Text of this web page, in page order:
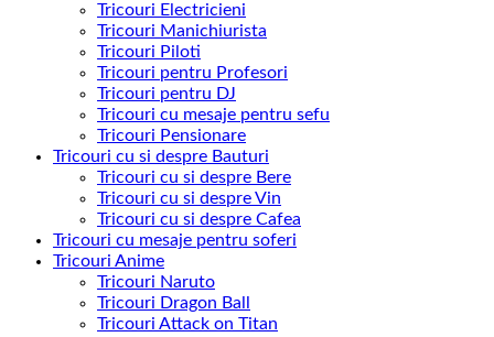
Tricouri Electricieni
Tricouri Manichiurista
Tricouri Piloti
Tricouri pentru Profesori
Tricouri pentru DJ
Tricouri cu mesaje pentru sefu
Tricouri Pensionare
Tricouri cu si despre Bauturi
Tricouri cu si despre Bere
Tricouri cu si despre Vin
Tricouri cu si despre Cafea
Tricouri cu mesaje pentru soferi
Tricouri Anime
Tricouri Naruto
Tricouri Dragon Ball
Tricouri Attack on Titan